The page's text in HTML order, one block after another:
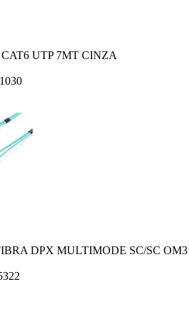
UTP 7MT CINZA
DPX MULTIMODE SC/SC